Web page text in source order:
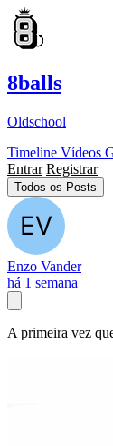
8balls
Oldschool
Timeline Vídeos
Entrar Registrar
Todos os Posts
Enzo Vander
há 1 semana
A primeira vez